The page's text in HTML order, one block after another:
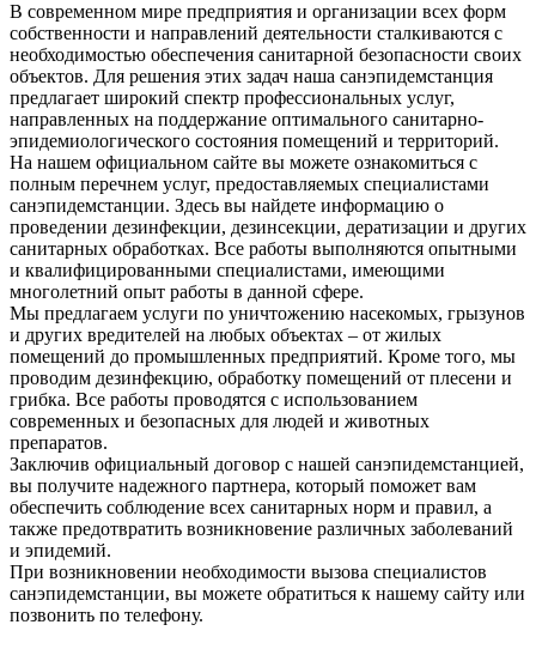
В современном мире предприятия и организации всех форм
собственности и направлений деятельности сталкиваются с
необходимостью обеспечения санитарной безопасности своих
объектов. Для решения этих задач наша санэпидемстанция
предлагает широкий спектр профессиональных услуг,
направленных на поддержание оптимального санитарно-
эпидемиологического состояния помещений и территорий.
На нашем официальном сайте вы можете ознакомиться с
полным перечнем услуг, предоставляемых специалистами
санэпидемстанции. Здесь вы найдете информацию о
проведении дезинфекции, дезинсекции, дератизации и других
санитарных обработках. Все работы выполняются опытными
и квалифицированными специалистами, имеющими
многолетний опыт работы в данной сфере.
Мы предлагаем услуги по уничтожению насекомых, грызунов
и других вредителей на любых объектах – от жилых
помещений до промышленных предприятий. Кроме того, мы
проводим дезинфекцию, обработку помещений от плесени и
грибка. Все работы проводятся с использованием
современных и безопасных для людей и животных
препаратов.
Заключив официальный договор с нашей санэпидемстанцией,
вы получите надежного партнера, который поможет вам
обеспечить соблюдение всех санитарных норм и правил, а
также предотвратить возникновение различных заболеваний
и эпидемий.
При возникновении необходимости вызова специалистов
санэпидемстанции, вы можете обратиться к нашему сайту или
позвонить по телефону.